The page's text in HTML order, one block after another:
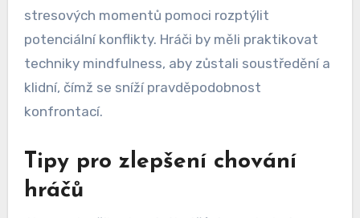
stresových momentů pomoci rozptýlit
potenciální konflikty. Hráči by měli praktikovat
techniky mindfulness, aby zůstali soustředění a
klidní, čímž se sníží pravděpodobnost
konfrontací.
Tipy pro zlepšení chování
hráčů